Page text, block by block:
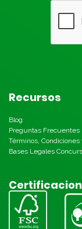
Recursos
Blog
Preguntas Frecuentes
Términos,
Bases Legales